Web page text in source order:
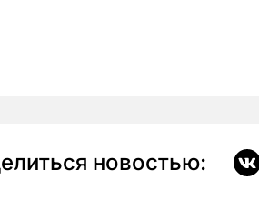
новостью: